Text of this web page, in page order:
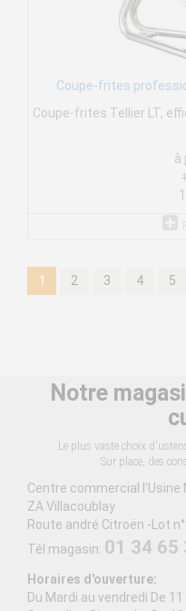
Coupe-frites
Coupe-frites Tellier LT,
à
1 2 3 4 5
Notre
Le plus vaste choix
Sur place, des
Centre commercial l'Usine
ZA Villacoublay
Route andré Citroën -Lot
Tél magasin: 01 34 65
Horaires d'ouverture:
Du Mardi au vendredi De 11